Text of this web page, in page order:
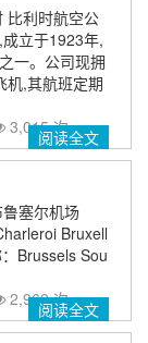
比利时航空公
立于1923年,
一。公司现拥
机,其航班定期
3,015 次阅读全文
塞尔机场
Bruxell
Brussels Sou
2,969 次阅读全文